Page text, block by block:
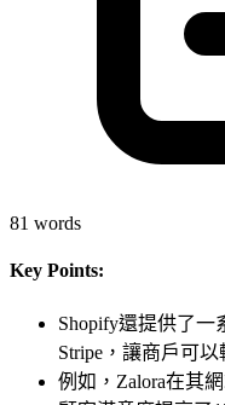
81 words
Key Points:
Shopify還提供了一
Stripe，讓商戶可
例如，Zalora在其